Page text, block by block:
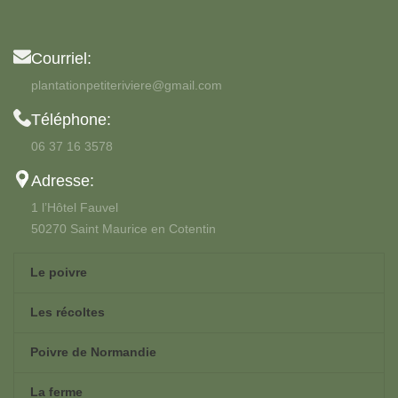
Courriel:
plantationpetiteriviere@gmail.com
Téléphone:
06 37 16 3578
Adresse:
1 l’Hôtel Fauvel
50270 Saint Maurice en Cotentin
Le poivre
Les récoltes
Poivre de Normandie
La ferme